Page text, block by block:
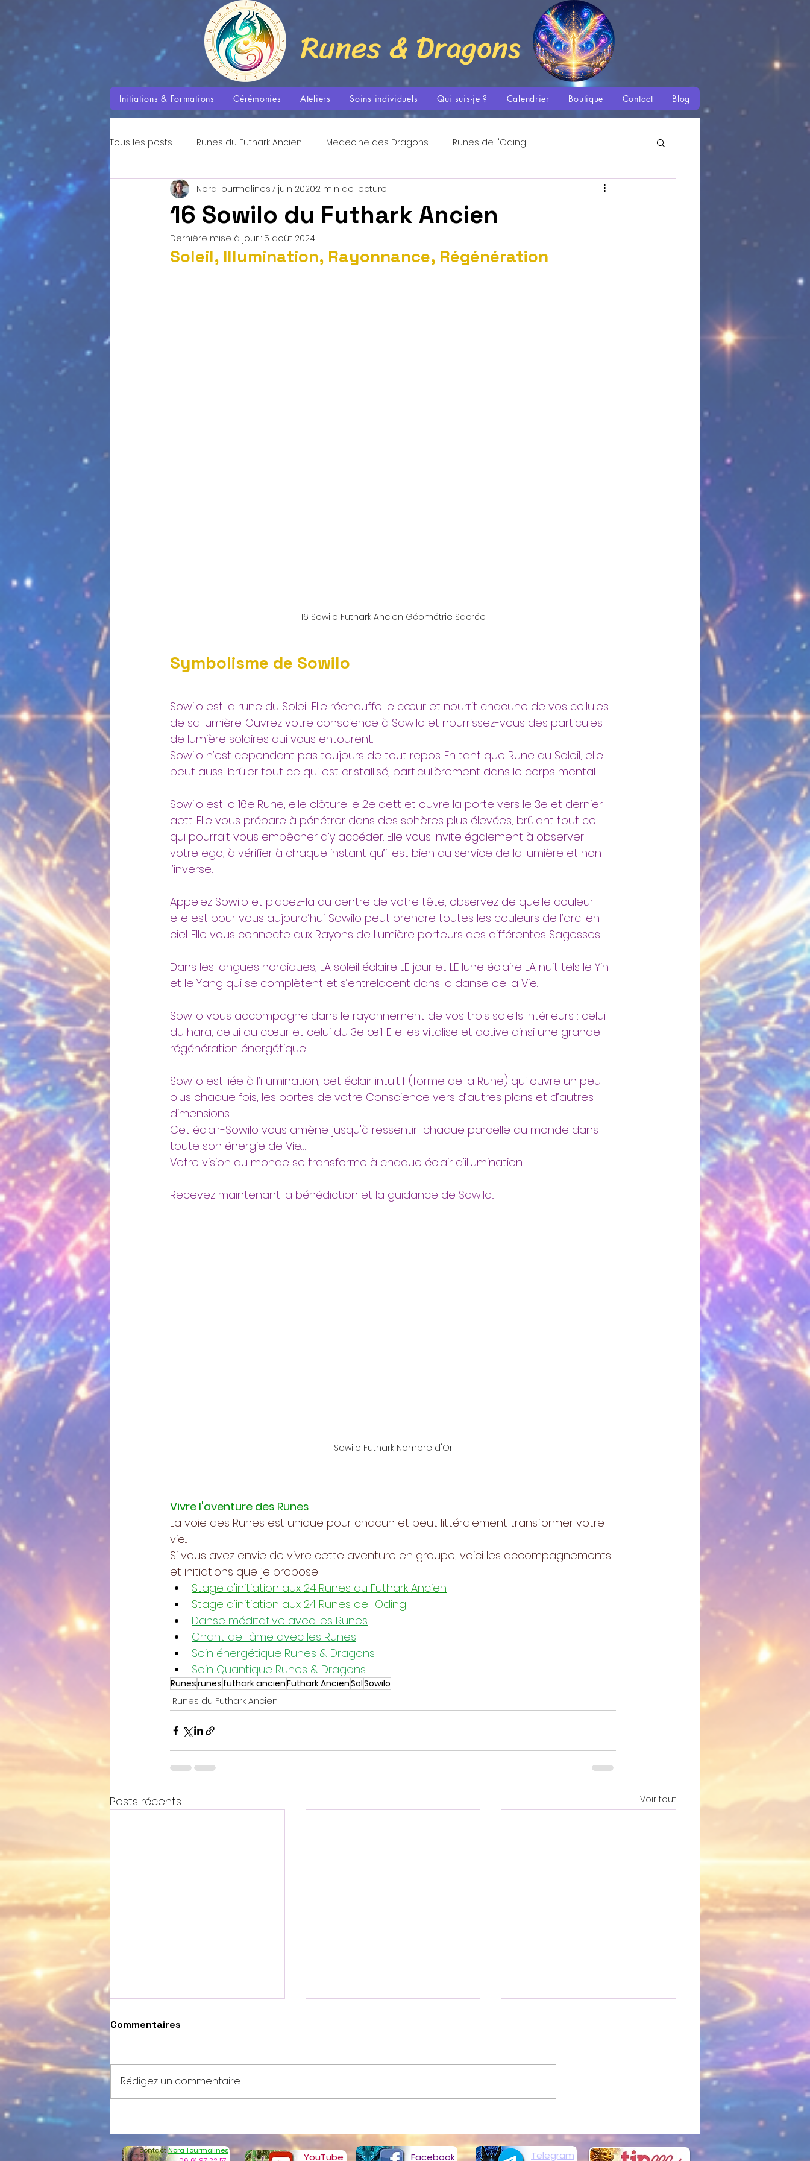
Runes & Dragons
Initiations & Formations Cérémonies Ateliers Soins individuels Qui suis-je ? Calendrier Boutique Contact Blog
Tous les posts Runes du Futhark Ancien Medecine des Dragons Runes de l'Oding
Enseignements des Dragons Les Flammes Sacrées
Aventures avec les Dragons La Danse Méditative
16 Sowilo du Futhark Ancien
NoraTourmalines7 juin 20202 min de lecture
Dernière mise à jour : 5 août 2024
Soleil, Illumination, Rayonnance, Régénération
16 Sowilo Futhark Ancien Géométrie Sacrée
Symbolisme de Sowilo
Sowilo est la rune du Soleil. Elle réchauffe le cœur et nourrit chacune de vos cellules
de sa lumière. Ouvrez votre conscience à Sowilo et nourrissez-vous des particules
de lumière solaires qui vous entourent.
Sowilo n’est cependant pas toujours de tout repos. En tant que Rune du Soleil, elle
peut aussi brûler tout ce qui est cristallisé, particulièrement dans le corps mental.
Sowilo est la 16e Rune, elle clôture le 2e aett et ouvre la porte vers le 3e et dernier
aett. Elle vous prépare à pénétrer dans des sphères plus élevées, brûlant tout ce
qui pourrait vous empêcher d’y accéder. Elle vous invite également à observer
votre ego, à vérifier à chaque instant qu’il est bien au service de la lumière et non
l’inverse...
Appelez Sowilo et placez-la au centre de votre tête, observez de quelle couleur
elle est pour vous aujourd’hui. Sowilo peut prendre toutes les couleurs de l’arc-en-
ciel. Elle vous connecte aux Rayons de Lumière porteurs des différentes Sagesses.
Dans les langues nordiques, LA soleil éclaire LE jour et LE lune éclaire LA nuit tels le Yin
et le Yang qui se complètent et s’entrelacent dans la danse de la Vie…
Sowilo vous accompagne dans le rayonnement de vos trois soleils intérieurs : celui
du hara, celui du cœur et celui du 3e œil. Elle les vitalise et active ainsi une grande
régénération énergétique.
Sowilo est liée à l’illumination, cet éclair intuitif (forme de la Rune) qui ouvre un peu
plus chaque fois, les portes de votre Conscience vers d’autres plans et d’autres
dimensions.
Cet éclair-Sowilo vous amène jusqu'à ressentir  chaque parcelle du monde dans
toute son énergie de Vie…
Votre vision du monde se transforme à chaque éclair d'illumination...
Recevez maintenant la bénédiction et la guidance de Sowilo...
Sowilo Futhark Nombre d'Or
Vivre l'aventure des Runes
La voie des Runes est unique pour chacun et peut littéralement transformer votre
vie...
Si vous avez envie de vivre cette aventure en groupe, voici les accompagnements
et initiations que je propose :
Stage d'initiation aux 24 Runes du Futhark Ancien
Stage d'initiation aux 24 Runes de l'Oding
Danse méditative avec les Runes
Chant de l'âme avec les Runes
Soin énergétique Runes & Dragons
Soin Quantique Runes & Dragons
Runesrunes futhark ancienFuthark AncienSolSowilo
Runes du Futhark Ancien
Posts récents Voir tout
Ancien
Ancien
Ancien
Commentaires
Rédigez un commentaire...
contactNora Tourmalines
YouTube ​Facebook Telegram